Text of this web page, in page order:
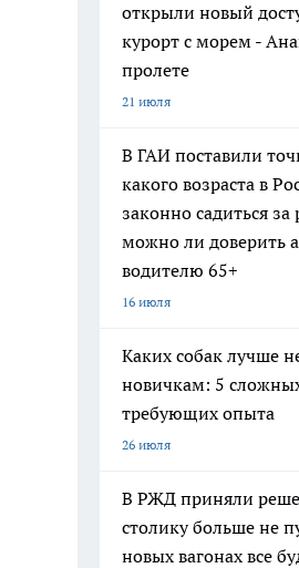
открыли новый
курорт с морем -
пролете
21 июля
В ГАИ поставили
какого возраста в
законно садиться за
можно ли доверить
водителю 65+
16 июля
Каких собак лучше
новичкам: 5
требующих опыта
26 июля
В РЖД приняли
столику больше не
новых вагонах все